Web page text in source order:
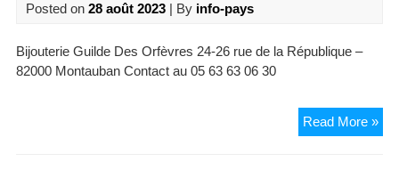
Posted on 28 août 2023| By info-pays
Bijouterie Guilde Des Orfèvres 24-26 rue de la République –
82000 Montauban Contact au 05 63 63 06 30
Read More »